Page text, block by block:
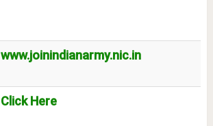
www.joinindianarmy.nic.in
Click Here